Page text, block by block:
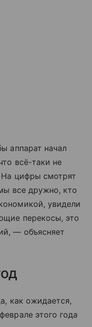
аппарат начал
всё-таки не
На цифры смотрят
все дружно, кто
увидели
перекосы, это
— объясняет
как ожидается,
этого года